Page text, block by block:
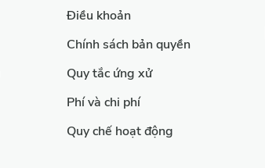
Điều khoản
Chính sách bản quyền
Quy tắc ứng xử
Phí và chi phí
Quy chế hoạt động